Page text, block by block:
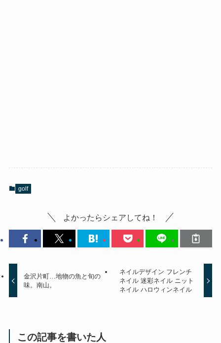
golf
よかったらシェアしてね！
金沢片町…地物の魚と旬の
味。南山。
ネイルデザイン フレンチ
ネイル 迷彩ネイル ニット
ネイル ハロウィンネイル
この記事を書いた人